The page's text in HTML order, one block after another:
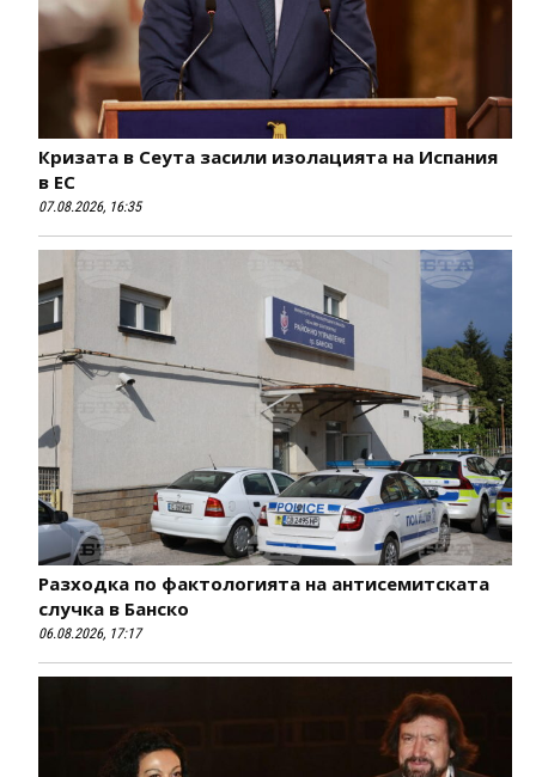
Кризата в Сеута засили изолацията на Испания
в ЕС
07.08.2026, 16:35
Разходка по фактологията на антисемитската
случка в Банско
06.08.2026, 17:17